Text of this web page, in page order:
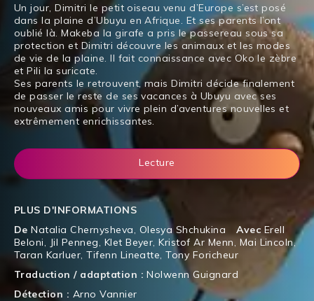
Un jour, Dimitri le petit oiseau venu d’Europe s’est posé
dans la plaine d’Ubuyu en Afrique. Et ses parents l’ont
oublié là. Makeba la girafe a pris le passereau sous sa
protection et Dimitri découvre les animaux et les modes
de vie de la plaine. Il fait connaissance avec Oko le zèbre
et Pili la suricate.
Ses parents le retrouvent, mais Dimitri décide finalement
de passer le reste de ses vacances à Ubuyu avec ses
nouveaux amis pour vivre plein d’aventures nouvelles et
extrêmement enrichissantes.
Lecture
PLUS D'INFORMATIONS
De Natalia Chernysheva, Olesya Shchukina Avec Erell
Beloni, Jil Penneg, Klet Beyer,Kristof Ar Menn, Mai Lincoln,
Taran Karluer,Tifenn Lineatte,Tony Foricheur
Traduction / adaptation :Nolwenn Guignard
Détection : Arno Vannier